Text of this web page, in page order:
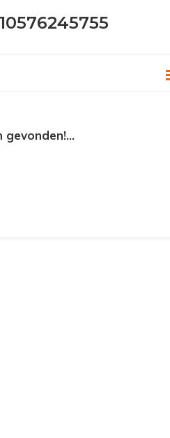
gevonden!...